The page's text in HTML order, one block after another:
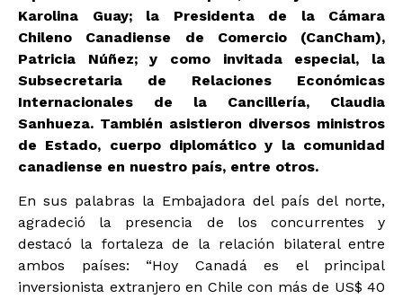
Karolina Guay; la Presidenta de la Cámara
Chileno Canadiense de Comercio (CanCham),
Patricia Núñez; y como invitada especial, la
Subsecretaria de Relaciones Económicas
Internacionales de la Cancillería, Claudia
Sanhueza. También asistieron diversos ministros
de Estado, cuerpo diplomático y la comunidad
canadiense en nuestro país, entre otros.
En sus palabras la Embajadora del país del norte,
agradeció la presencia de los concurrentes y
destacó la fortaleza de la relación bilateral entre
ambos países: “Hoy Canadá es el principal
inversionista extranjero en Chile con más de US$ 40